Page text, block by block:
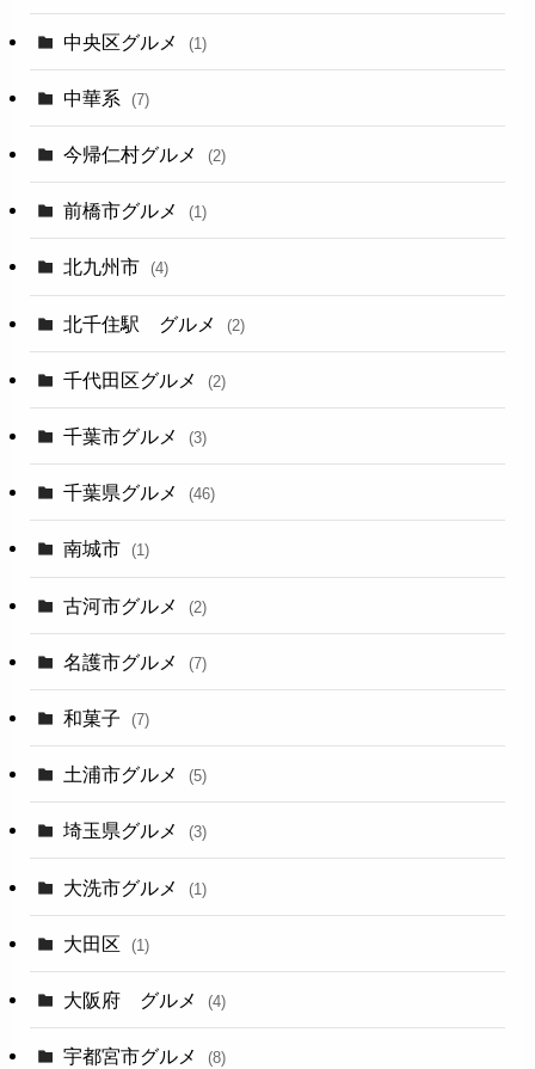
中央区グルメ (1)
中華系 (7)
今帰仁村グルメ (2)
前橋市グルメ (1)
北九州市 (4)
北千住駅 グルメ (2)
千代田区グルメ (2)
千葉市グルメ (3)
千葉県グルメ (46)
南城市 (1)
古河市グルメ (2)
名護市グルメ (7)
和菓子 (7)
土浦市グルメ (5)
埼玉県グルメ (3)
大洗市グルメ (1)
大田区 (1)
大阪府 グルメ (4)
宇都宮市グルメ (8)